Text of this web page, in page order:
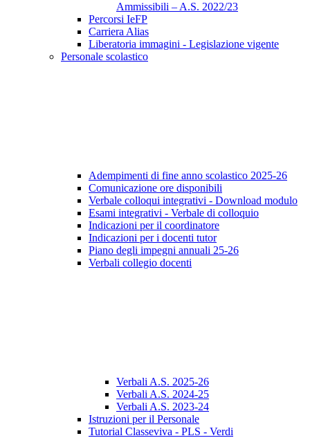
Ammissibili – A.S. 2022/23
Percorsi IeFP
Carriera Alias
Liberatoria immagini - Legislazione vigente
Personale scolastico
Adempimenti di fine anno scolastico 2025-26
Comunicazione ore disponibili
Verbale colloqui integrativi - Download modulo
Esami integrativi - Verbale di colloquio
Indicazioni per il coordinatore
Indicazioni per i docenti tutor
Piano degli impegni annuali 25-26
Verbali collegio docenti
Verbali A.S. 2025-26
Verbali A.S. 2024-25
Verbali A.S. 2023-24
Istruzioni per il Personale
Tutorial Classeviva - PLS - Verdi